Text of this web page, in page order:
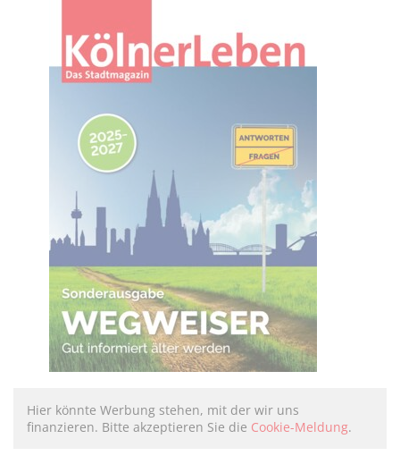
Hier könnte Werbung stehen, mit der wir uns
finanzieren. Bitte akzeptieren Sie die Cookie-Meldung.